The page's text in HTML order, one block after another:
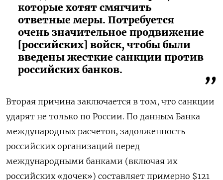
которые хотят смягчить
ответные меры. Потребуется
очень значительное продвижение
[российских] войск, чтобы были
введены жесткие санкции против
российских банков.
Вторая причина заключается в том, что санкции
ударят не только по России. По данным Банка
международных расчетов, задолженность
российских организаций перед
международными банками (включая их
российских «дочек») составляет примерно $121